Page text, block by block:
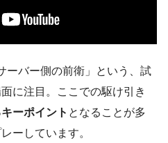
ーバー側の前衛」という、試
に注目。ここでの駆け引き
ーポイント となることが多
ーしています。